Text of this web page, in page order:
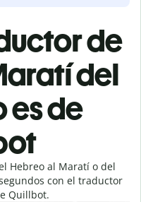
de
del
es de
Hebreo al Maratí o del
con el traductor
Quillbot.